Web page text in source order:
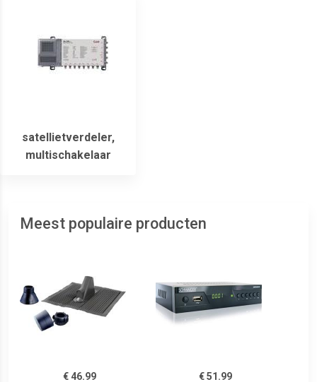
satellietverdeler,
multischakelaar
Meest populaire producten
€ 46.99
€ 51.99